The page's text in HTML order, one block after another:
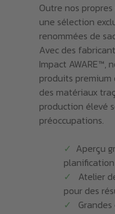
Outre nos
une sélection
renommées de
Avec des
Impact AWARE™,
produits premium
des matériaux
production élevé
préoccupations.
Aperçu
Atelier
pour des